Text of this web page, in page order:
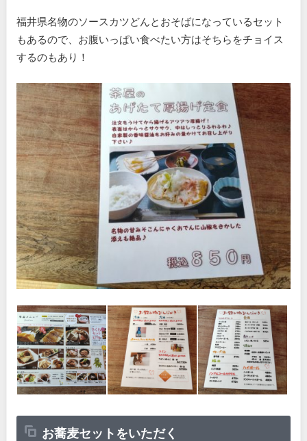
福井県名物のソースカツどんとおそばになっているセット
もあるので、お腹いっぱい食べたい方はそちらをチョイス
するのもあり！
お蕎麦セットをいただく